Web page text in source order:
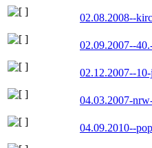
02.08.2008--
02.09.2007--
02.12.2007--
04.03.2007-
04.09.2010--